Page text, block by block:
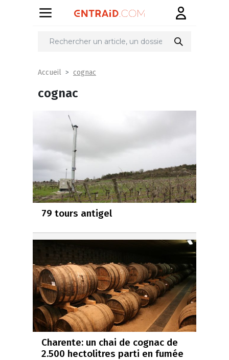
Accueil cognac
cognac
79 tours antigel
Charente: un chai de cognac de
2.500 hectolitres parti en fumée